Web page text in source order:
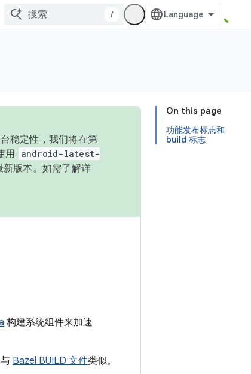
/
On this page
功能发布标志和
build 标志
稳定性，我们将在第
用
android-latest-
版本。如需了解详
构建系统组件来加速
Bazel BUILD 文件类似。